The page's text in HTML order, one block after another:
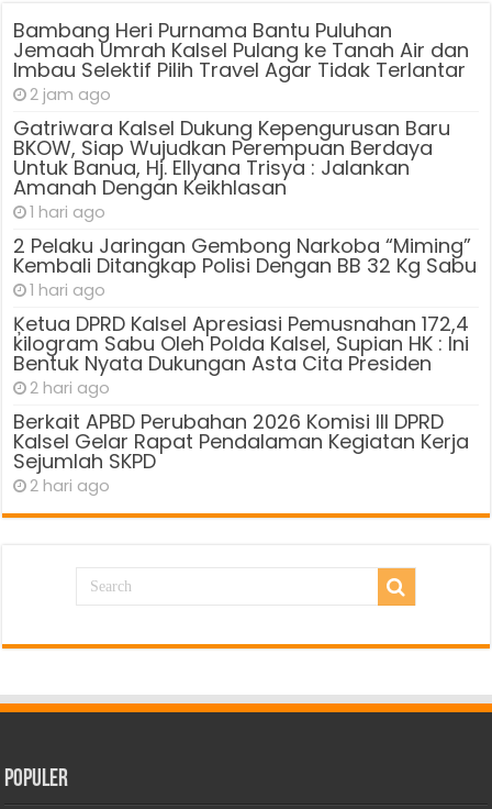
Bambang Heri Purnama Bantu Puluhan
Jemaah Umrah Kalsel Pulang ke Tanah Air dan
Imbau Selektif Pilih Travel Agar Tidak Terlantar
2 jam ago
Gatriwara Kalsel Dukung Kepengurusan Baru
BKOW, Siap Wujudkan Perempuan Berdaya
Untuk Banua, Hj. Ellyana Trisya : Jalankan
Amanah Dengan Keikhlasan
1 hari ago
2 Pelaku Jaringan Gembong Narkoba “Miming”
Kembali Ditangkap Polisi Dengan BB 32 Kg Sabu
1 hari ago
Ķetua DPRD Kalsel Apresiasi Pemusnahan 172,4
kilogram Sabu Oleh Polda Kalsel, Supian HK : Ini
Bentuk Nyata Dukungan Asta Cita Presiden
2 hari ago
Berkait APBD Perubahan 2026 Komisi III DPRD
Kalsel Gelar Rapat Pendalaman Kegiatan Kerja
Sejumlah SKPD
2 hari ago
Populer